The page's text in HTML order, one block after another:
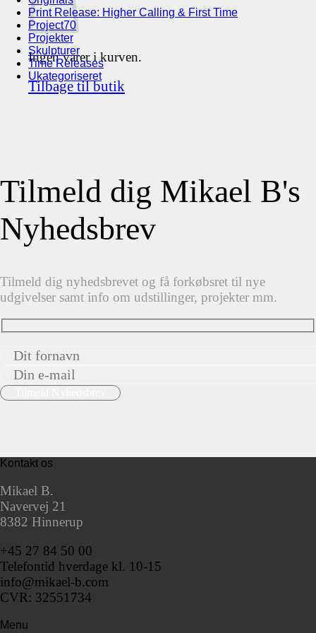
Ingen varer i kurven.
Tilbage til butik
Print Release: Higher Calling & First Time
Project70
Projekter
Skulpturer
Time Releases
Ukategoriseret
Tilmeld dig Mikael B's
Nyhedsbrev
Tilmeld dig nyhedsbrevet og få forkøbsret til nye
udgivelser samt info om udstillinger, projekter mm.
Kontakt os
Mikael B.
Navervej 21
8382 Hinnerup
+45 27 84 50 00
Telefontid hverdage kl. 10-15
info@mikael-b.com
CVR: 32551734
Menu